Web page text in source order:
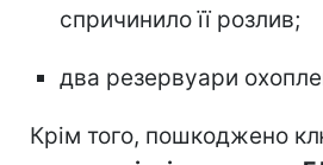
спричинило її розлив;
два резервуари
Крім того, пошкоджено